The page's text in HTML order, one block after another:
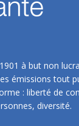
à but non
émissions tout
: liberté de
diversité.